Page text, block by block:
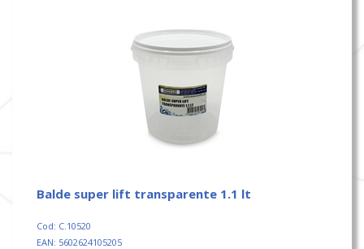
balde super lift transparente 1.1 lt
Cod: C.10520
EAN: 5602624105205